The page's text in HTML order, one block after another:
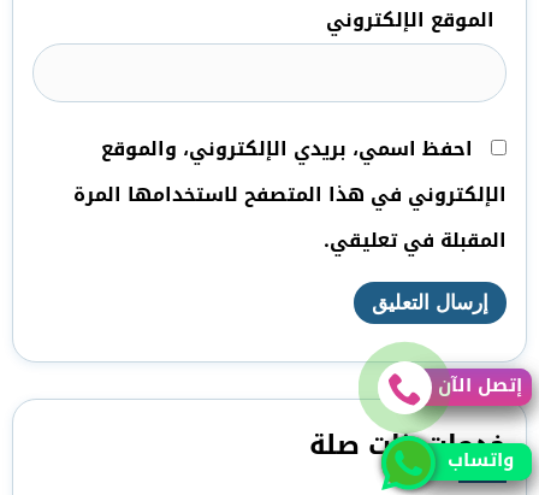
الموقع الإلكتروني
احفظ اسمي، بريدي الإلكتروني، والموقع
الإلكتروني في هذا المتصفح لاستخدامها المرة
المقبلة في تعليقي.
خدمات ذات صلة
إتصل الآن
واتساب
إتصل الآن
واتساب